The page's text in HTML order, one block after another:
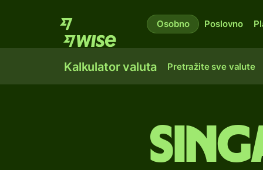
Osobno Poslovno
Kalkulator valuta Pretražite sve valute